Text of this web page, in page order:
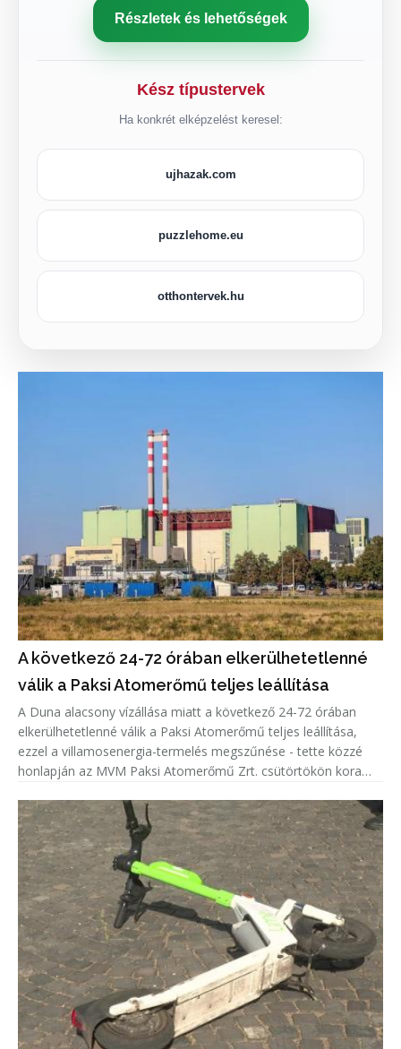
Részletek és lehetőségek
Kész típustervek
Ha konkrét elképzelést keresel:
ujhazak.com
puzzlehome.eu
otthontervek.hu
A következő 24-72 órában elkerülhetetlenné
válik a Paksi Atomerőmű teljes leállítása
A Duna alacsony vízállása miatt a következő 24-72 órában
elkerülhetetlenné válik a Paksi Atomerőmű teljes leállítása,
ezzel a villamosenergia-termelés megszűnése - tette közzé
honlapján az MVM Paksi Atomerőmű Zrt. csütörtökön kora